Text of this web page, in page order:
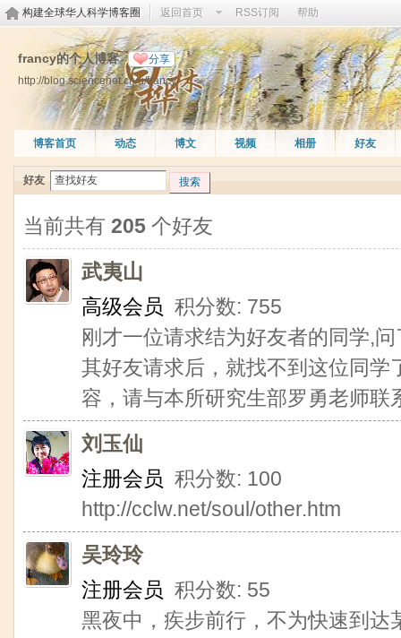
构建全球华人科学博客圈 返回首页 RSS订阅 帮助
francy的个人博客 分享
http://blog.sciencenet.cn/u/francy
博客首页 动态 博文 视频 相册 好友
好友 搜索
当前共有 205 个好友
武夷山
高级会员 积分数: 755
刚才一位请求结为好友者的同学,
其好友请求后，就找不到这位同
容，请与本所研究生部罗勇老师联
刘玉仙
注册会员 积分数: 100
http://cclw.net/soul/other.htm
吴玲玲
注册会员 积分数: 55
黑夜中，疾步前行，不为快速到达